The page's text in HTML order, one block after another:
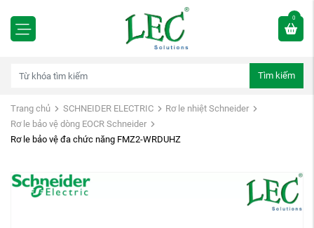
0
Tìm kiếm
Trang chủ SCHNEIDER ELECTRIC
Rơ le nhiệt Schneider
Rơ le bảo vệ dòng EOCR Schneider
Rơ le bảo vệ đa chức năng FMZ2-WRDUHZ